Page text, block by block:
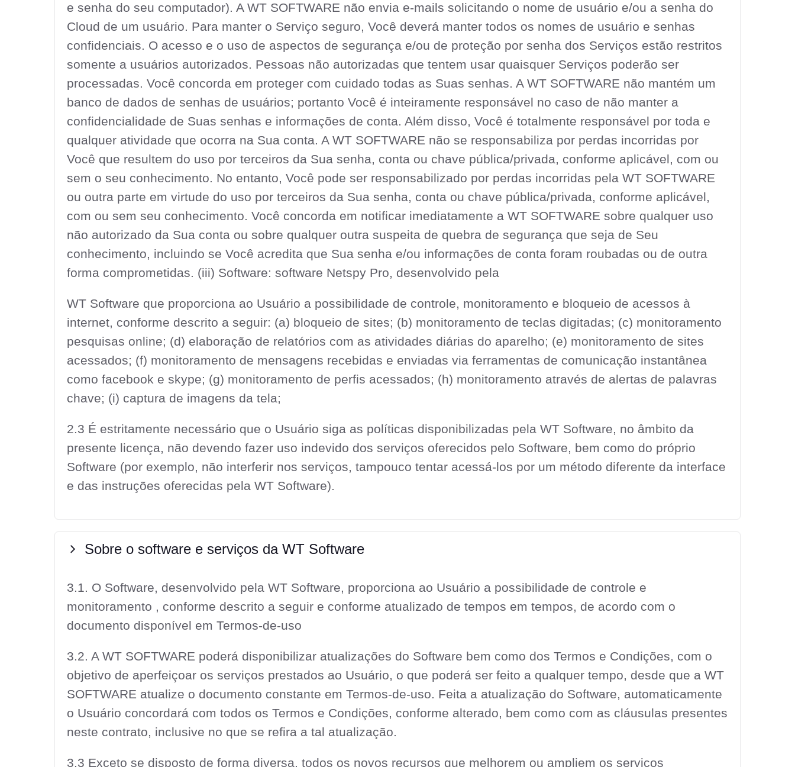
e senha do seu computador). A WT SOFTWARE não envia e-mails solicitando o nome de usuário e/ou a senha do
Cloud de um usuário. Para manter o Serviço seguro, Você deverá manter todos os nomes de usuário e senhas
confidenciais. O acesso e o uso de aspectos de segurança e/ou de proteção por senha dos Serviços estão restritos
somente a usuários autorizados. Pessoas não autorizadas que tentem usar quaisquer Serviços poderão ser
processadas. Você concorda em proteger com cuidado todas as Suas senhas. A WT SOFTWARE não mantém um
banco de dados de senhas de usuários; portanto Você é inteiramente responsável no caso de não manter a
confidencialidade de Suas senhas e informações de conta. Além disso, Você é totalmente responsável por toda e
qualquer atividade que ocorra na Sua conta. A WT SOFTWARE não se responsabiliza por perdas incorridas por
Você que resultem do uso por terceiros da Sua senha, conta ou chave pública/privada, conforme aplicável, com ou
sem o seu conhecimento. No entanto, Você pode ser responsabilizado por perdas incorridas pela WT SOFTWARE
ou outra parte em virtude do uso por terceiros da Sua senha, conta ou chave pública/privada, conforme aplicável,
com ou sem seu conhecimento. Você concorda em notificar imediatamente a WT SOFTWARE sobre qualquer uso
não autorizado da Sua conta ou sobre qualquer outra suspeita de quebra de segurança que seja de Seu
conhecimento, incluindo se Você acredita que Sua senha e/ou informações de conta foram roubadas ou de outra
forma comprometidas. (iii) Software: software Netspy Pro, desenvolvido pela
WT Software que proporciona ao Usuário a possibilidade de controle, monitoramento e bloqueio de acessos à
internet, conforme descrito a seguir: (a) bloqueio de sites; (b) monitoramento de teclas digitadas; (c) monitoramento
pesquisas online; (d) elaboração de relatórios com as atividades diárias do aparelho; (e) monitoramento de sites
acessados; (f) monitoramento de mensagens recebidas e enviadas via ferramentas de comunicação instantânea
como facebook e skype; (g) monitoramento de perfis acessados; (h) monitoramento através de alertas de palavras
chave; (i) captura de imagens da tela;
2.3 É estritamente necessário que o Usuário siga as políticas disponibilizadas pela WT Software, no âmbito da
presente licença, não devendo fazer uso indevido dos serviços oferecidos pelo Software, bem como do próprio
Software (por exemplo, não interferir nos serviços, tampouco tentar acessá-los por um método diferente da interface
e das instruções oferecidas pela WT Software).
Sobre o software e serviços da WT Software
3.1. O Software, desenvolvido pela WT Software, proporciona ao Usuário a possibilidade de controle e
monitoramento , conforme descrito a seguir e conforme atualizado de tempos em tempos, de acordo com o
documento disponível em Termos-de-uso
3.2. A WT SOFTWARE poderá disponibilizar atualizações do Software bem como dos Termos e Condições, com o
objetivo de aperfeiçoar os serviços prestados ao Usuário, o que poderá ser feito a qualquer tempo, desde que a WT
SOFTWARE atualize o documento constante em Termos-de-uso. Feita a atualização do Software, automaticamente
o Usuário concordará com todos os Termos e Condições, conforme alterado, bem como com as cláusulas presentes
neste contrato, inclusive no que se refira a tal atualização.
3.3 Exceto se disposto de forma diversa, todos os novos recursos que melhorem ou ampliem os serviços